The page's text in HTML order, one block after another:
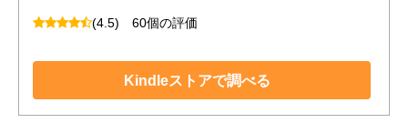
(4.5) 60個の評価
Kindleストアで調べる